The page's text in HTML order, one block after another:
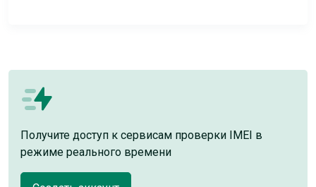
Получите доступ к сервисам проверки IMEI в
режиме реального времени